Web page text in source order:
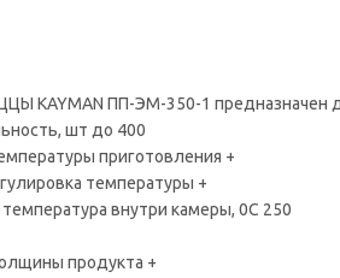
KAYMAN ПП-ЭМ-350-1 предназначен
шт до 400
приготовления +
температуры +
внутри камеры, 0С 250
продукта +